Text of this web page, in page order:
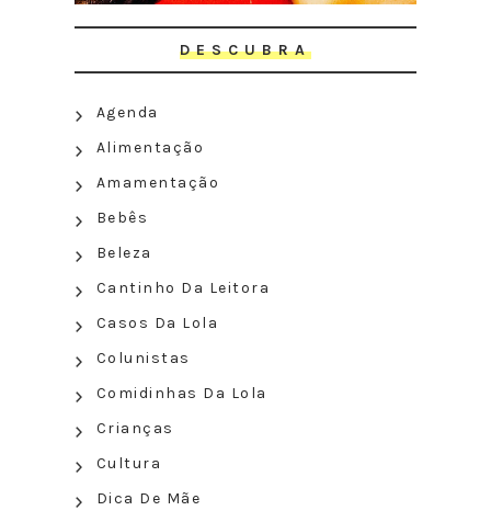
DESCUBRA
Agenda
Alimentação
Amamentação
Bebês
Beleza
Cantinho Da Leitora
Casos Da Lola
Colunistas
Comidinhas Da Lola
Crianças
Cultura
Dica De Mãe